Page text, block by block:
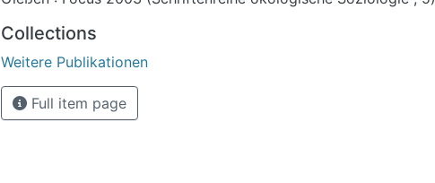
Collections
Weitere Publikationen
Full item page